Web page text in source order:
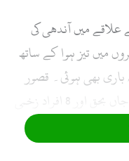
میں آندھی کی
شہروں میں تیز ہوا کے ساتھ
باری بھی ہوئی۔ قصور
ہوئے، اسی طرح ساہیوال میں چھت گرنے سے 3 خواتین سمیت 5
بند ہونے سے کئی